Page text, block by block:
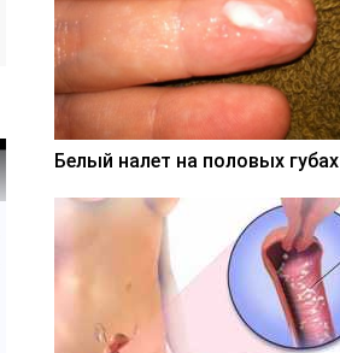
Белый налет на половых губах